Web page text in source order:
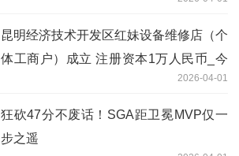
昆明经济技术开发区红妹设备维修店（个
体工商户）成立 注册资本1万人民币_今
2026-04-01
狂砍47分不废话！SGA距卫冕MVP仅一
步之遥